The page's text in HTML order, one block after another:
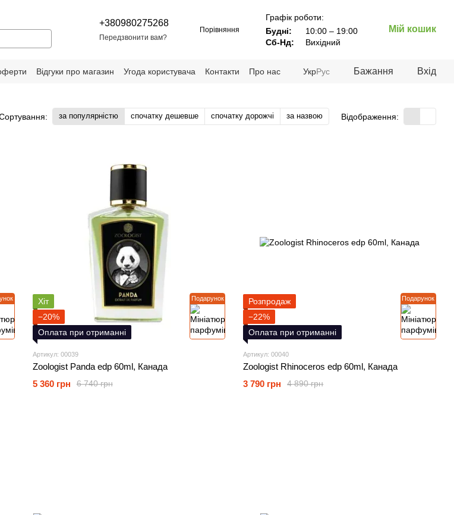
+380980275268
Передзвонити вам?
Порівняння
Графік роботи:
Будні:
10:00 – 19:00
Сб-Нд:
Вихідний
Мій кошик
Відгуки про магазин Угода користувача Контакти
Про нас
УкрРус Бажання Вхід
за популярністю спочатку дешевше спочатку дорожчі за назвою Відображення:
Подарунок
Хіт
−20%
Оплата при отриманні
Артикул: 00039
Zoologist Panda edp 60ml, Канада
6 740 грн
5 360 грн
Подарунок
Розпродаж
−22%
Оплата при отриманні
Артикул: 00040
Zoologist Rhinoceros edp 60ml, Канада
4 890 грн
3 790 грн